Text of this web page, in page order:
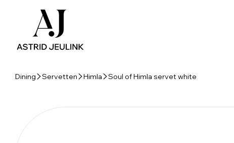
Dining Servetten Himla Soul of Himla servet white